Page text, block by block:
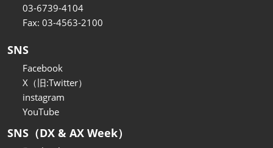
03-6739-4104
Fax: 03-4563-2100
SNS
Facebook
X（旧:Twitter）
instagram
YouTube
SNS（DX & AX Week）